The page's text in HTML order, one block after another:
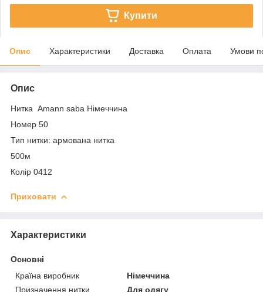
Купити
Опис Характеристики Доставка Оплата Умови
Опис
Нитка Amann saba Німеччина
Номер 50
Тип нитки: армована нитка
500м
Колір 0412
Приховати
Характеристики
Основні
Країна виробник
Німеччина
Призначення нитки
Для одягу